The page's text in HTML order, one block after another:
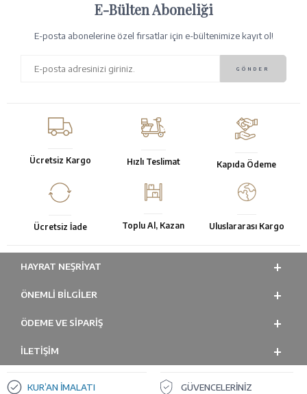
E-Bülten Aboneliği
E-posta abonelerine özel fırsatlar için e-bültenimize kayıt ol!
Ücretsiz Kargo Hızlı Teslimat Kapıda Ödeme
Ücretsiz İade Toplu Al, Kazan Uluslararası Kargo
HAYRAT NEŞRIYAT
ÖNEMLI BILGILER
ÖDEME VE SİPARİŞ
İLETİŞİM
KUR’AN İMALATI GÜVENCELERİNİZ